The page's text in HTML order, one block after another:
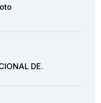
DE.